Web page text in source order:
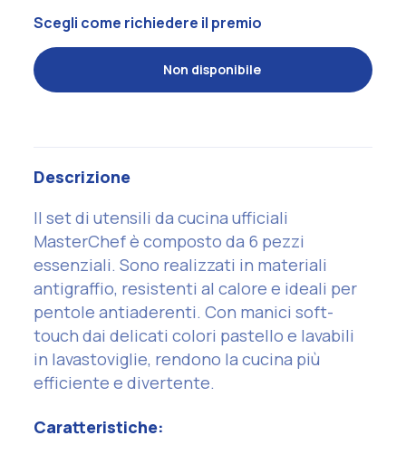
Scegli come richiedere il premio
Non disponibile
Descrizione
Il set di utensili da cucina ufficiali
MasterChef è composto da 6 pezzi
essenziali. Sono realizzati in materiali
antigraffio, resistenti al calore e ideali per
pentole antiaderenti. Con manici soft-
touch dai delicati colori pastello e lavabili
in lavastoviglie, rendono la cucina più
efficiente e divertente.
Caratteristiche: